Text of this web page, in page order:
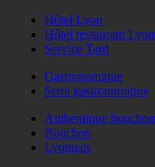
Hôtel Lyon
Hôtel restaurant Lyon
Service Tard
Gastronomique
Semi gastronomique
Authentique bouchon
Bouchon
Lyonnais